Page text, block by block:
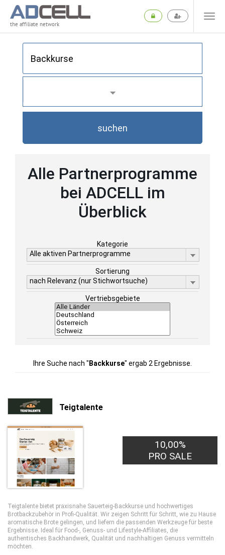
the affiliate network
suchen
Alle Partnerprogramme
bei ADCELL im
Überblick
Kategorie
Alle aktiven Partnerprogramme
Sortierung
nach Relevanz (nur Stichwortsuche)
Vertriebsgebiete
Ihre Suche nach " Backkurse" ergab 2 Ergebnisse.
Teigtalente
10,00%
PRO SALE
Teigtalente bietet praxisnahe Sauerteig-Backkurse und hochwertiges
Brotbackzubehör in Profi-Qualität. Wir zeigen Schritt für Schritt, wie zu Hause
aromatische Brote gelingen, und liefern die passenden Werkzeuge für beste
Ergebnisse. Ideal für Food-, Genuss- und Lifestyle-Affiliates, die
authentisches Backhandwerk, Qualität und nachhaltigen Genuss vermitteln
möchten.